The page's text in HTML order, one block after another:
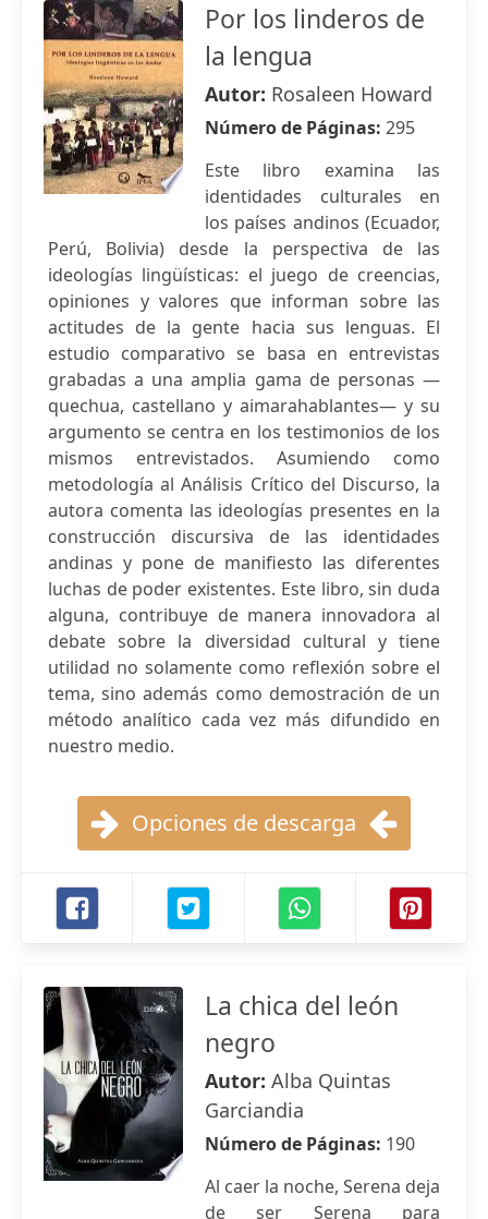
Por los linderos de
la lengua
Autor: Rosaleen Howard
Número de Páginas: 295
Este libro examina las
identidades culturales en
los países andinos (Ecuador,
Perú, Bolivia) desde la perspectiva de las
ideologías lingüísticas: el juego de creencias,
opiniones y valores que informan sobre las
actitudes de la gente hacia sus lenguas. El
estudio comparativo se basa en entrevistas
grabadas a una amplia gama de personas —
quechua, castellano y aimarahablantes— y su
argumento se centra en los testimonios de los
mismos entrevistados. Asumiendo como
metodología al Análisis Crítico del Discurso, la
autora comenta las ideologías presentes en la
construcción discursiva de las identidades
andinas y pone de manifiesto las diferentes
luchas de poder existentes. Este libro, sin duda
alguna, contribuye de manera innovadora al
debate sobre la diversidad cultural y tiene
utilidad no solamente como reflexión sobre el
tema, sino además como demostración de un
método analítico cada vez más difundido en
nuestro medio.
Opciones de descarga
La chica del león
negro
Autor: Alba Quintas
Garciandia
Número de Páginas: 190
Al caer la noche, Serena deja
de ser Serena para